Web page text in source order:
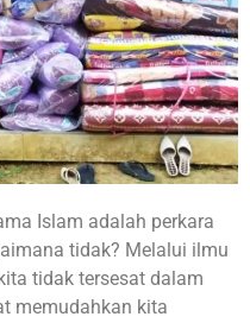
Islam adalah perkara
tidak? Melalui ilmu
tidak tersesat dalam
memudahkan kita